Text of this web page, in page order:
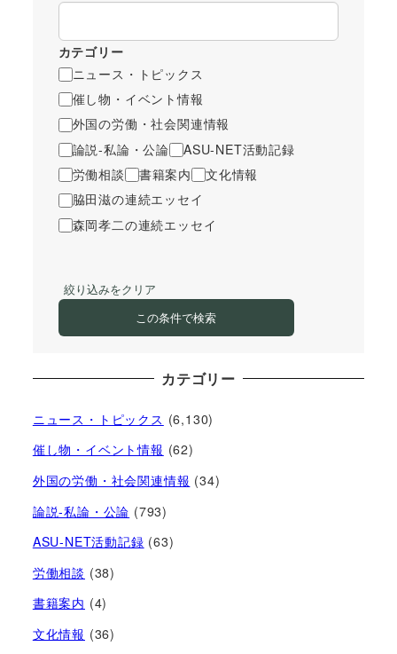
カテゴリー
ニュース・トピックス
催し物・イベント情報
外国の労働・社会関連情報
論説-私論・公論
ASU-NET活動記録
労働相談
書籍案内
文化情報
脇田滋の連続エッセイ
森岡孝二の連続エッセイ
絞り込みをクリア
この条件で検索
カテゴリー
ニュース・トピックス (6,130)
催し物・イベント情報 (62)
外国の労働・社会関連情報 (34)
論説-私論・公論 (793)
ASU-NET活動記録 (63)
労働相談 (38)
書籍案内 (4)
文化情報 (36)